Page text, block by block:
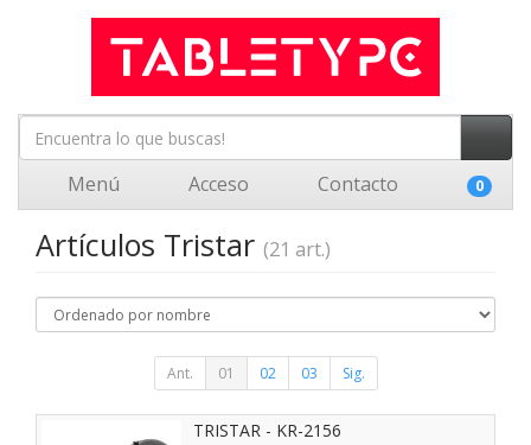
Menú Acceso Contacto 0
Artículos Tristar (21 art.)
Ant. 01 02 03 Sig.
TRISTAR - KR-2156